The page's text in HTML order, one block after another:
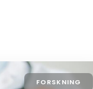
FORSKNING